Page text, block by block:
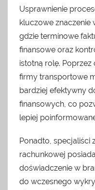
Usprawnienie
kluczowe znaczenie
gdzie terminowe
finansowe oraz
istotną rolę.
firmy transportowe
bardziej efektywny
finansowych, co
lepiej
Ponadto, specjaliści
rachunkowej
doświadczenie w
do wczesnego